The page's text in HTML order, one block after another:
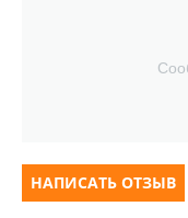
НАПИСАТЬ ОТЗЫВ